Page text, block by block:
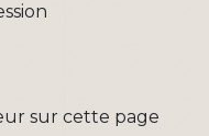
sur cette page